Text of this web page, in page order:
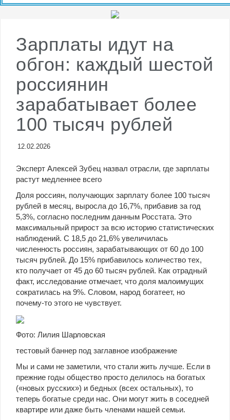
Сотрудники надеются на премии и даже
рассчитывают выгоду от них
Зарплаты идут на
обгон: каждый шестой
россиянин
зарабатывает более
100 тысяч рублей
12.02.2026
Эксперт Алексей Зубец назвал отрасли, где зарплаты
растут медленнее всего
Доля россиян, получающих зарплату более 100 тысяч
рублей в месяц, выросла до 16,7%, прибавив за год
5,3%, согласно последним данным Росстата. Это
максимальный прирост за всю историю статистических
наблюдений. С 18,5 до 21,6% увеличилась
численность россиян, зарабатывающих от 60 до 100
тысяч рублей. До 15% прибавилось количество тех,
кто получает от 45 до 60 тысяч рублей. Как отрадный
факт, исследование отмечает, что доля малоимущих
сократилась на 9%. Словом, народ богатеет, но
почему-то этого не чувствует.
Фото: Лилия Шарловская
тестовый баннер под заглавное изображение
Мы и сами не заметили, что стали жить лучше. Если в
прежние годы общество просто делилось на богатых
(«новых русских») и бедных (всех остальных), то
теперь богатые среди нас. Они могут жить в соседней
квартире или даже быть членами нашей семьи.